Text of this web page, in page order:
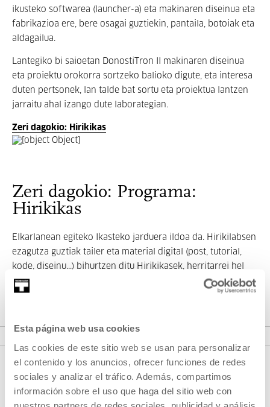
Esta página web usa cookies
Las cookies de este sitio web se usan para personalizar
el contenido y los anuncios, ofrecer funciones de redes
sociales y analizar el tráfico. Además, compartimos
información sobre el uso que haga del sitio web con
nuestros partners de redes sociales, publicidad y análisis
ikusteko softwarea (launcher-a) eta makinaren diseinua eta
fabrikazioa ere, bere osagai guztiekin, pantaila, botoiak eta
aldagailua.
Lantegiko bi saioetan DonostiTron II makinaren diseinua
eta proiektu orokorra sortzeko balioko digute, eta interesa
duten pertsonek, lan talde bat sortu eta proiektua lantzen
jarraitu ahal izango dute laborategian.
Zeri dagokio: Hirikikas
Zeri dagokio: Programa:
Hirikikas
Elkarlanean egiteko Ikasteko jarduera ildoa da. Hirikilabsen
ezagutza guztiak tailer eta material digital (post, tutorial,
kode, diseinu...) bihurtzen ditu Hirikikasek, herritarrei hel
dakizkien.